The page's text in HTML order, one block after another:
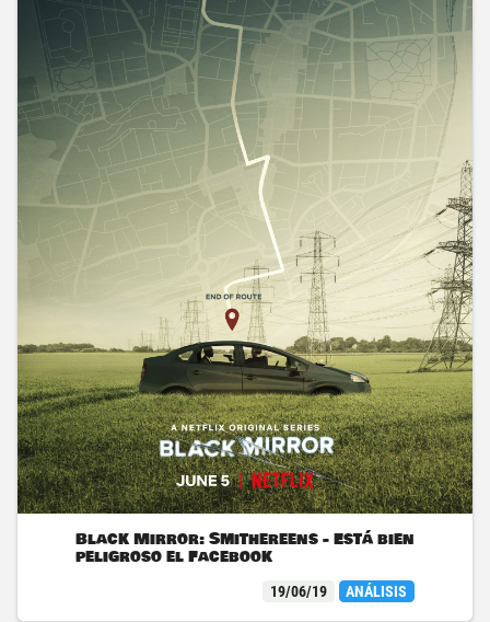
Black Mirror: Smithereens - Está bien
peligroso el Facebook
19/06/19 ANÁLISIS